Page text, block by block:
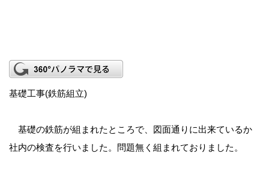
基礎工事(鉄筋組立)
基礎の鉄筋が組まれたところで、図面通りに出来ているか
社内の検査を行いました。問題無く組まれておりました。